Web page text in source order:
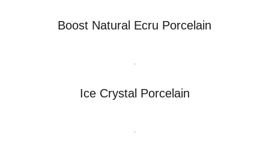
Boost Natural Ecru Porcelain
Ice Crystal Porcelain